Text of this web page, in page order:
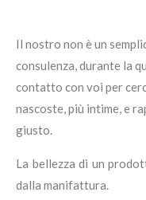
Il nostro non è un
consulenza, durante la
contatto con voi per
nascoste, più intime, e
giusto.
La bellezza di un
dalla manifattura.